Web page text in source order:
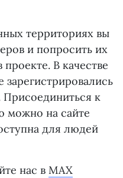
территориях вы
и попросить их
В качестве
Присоединиться к
можно на сайте
для людей
нас в MAX